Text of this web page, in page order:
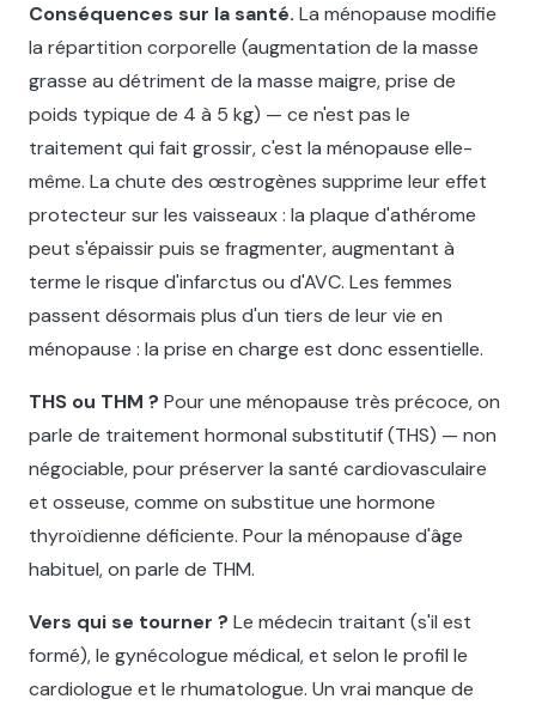
Conséquences sur la santé. La ménopause modifie
la répartition corporelle (augmentation de la masse
grasse au détriment de la masse maigre, prise de
poids typique de 4 à 5 kg) — ce n'est pas le
traitement qui fait grossir, c'est la ménopause elle-
même. La chute des œstrogènes supprime leur effet
protecteur sur les vaisseaux : la plaque d'athérome
peut s'épaissir puis se fragmenter, augmentant à
terme le risque d'infarctus ou d'AVC. Les femmes
passent désormais plus d'un tiers de leur vie en
ménopause : la prise en charge est donc essentielle.
THS ou THM ? Pour une ménopause très précoce, on
parle de traitement hormonal substitutif (THS) — non
négociable, pour préserver la santé cardiovasculaire
et osseuse, comme on substitue une hormone
thyroïdienne déficiente. Pour la ménopause d'âge
habituel, on parle de THM.
Vers qui se tourner ? Le médecin traitant (s'il est
formé), le gynécologue médical, et selon le profil le
cardiologue et le rhumatologue. Un vrai manque de